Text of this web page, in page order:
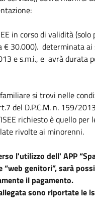
in corso di validità (solo
30.000). determinata ai
e s.m.i., e avrà durata
si trovi nelle
del D.P.C.M. n. 159/
richiesto è quello per
rivolte ai minorenni.
l'utilizzo dell' APP
“web genitori”, sarà
il pagamento.
sono riportate le